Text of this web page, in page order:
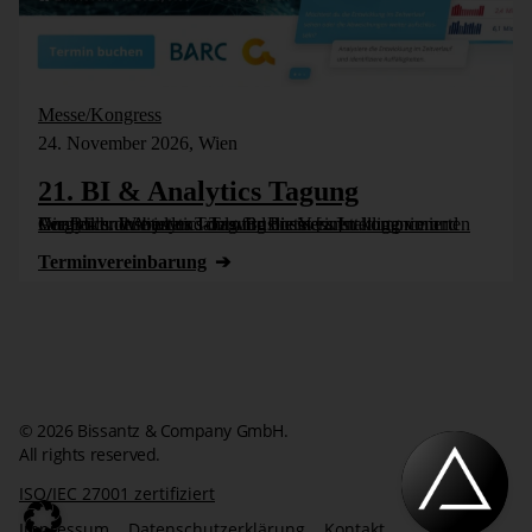
Messe/Kongress
24. November 2026, Wien
21. BI & Analytics Tagung
Die BI- und Analytics-Tagung bietet einen komprimierten Vergleich der besten Tools für Business Intelligence und Analytics. Wie jedes Jahr wird die Veranstaltung vom Controller Institut und dem Business [...]
Termin­vereinbarung
© 2026 Bissantz & Company GmbH.
All rights reserved.
ISO/IEC 27001 zertifiziert